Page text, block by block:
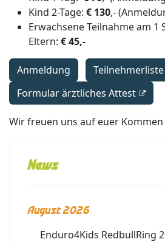
Kind 2-Tage: € 130,-
Erwachsene Teilnahme am 1
Eltern: € 45,-
Anmeldung
Teilnehmerliste
Formular ärztliches Attest
Wir freuen uns auf euer Kommen
News
August 2026
Enduro4Kids RedbullRing